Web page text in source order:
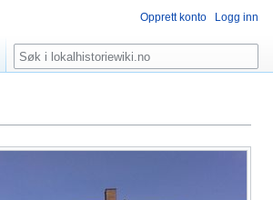
Opprett konto Logg inn
Søk